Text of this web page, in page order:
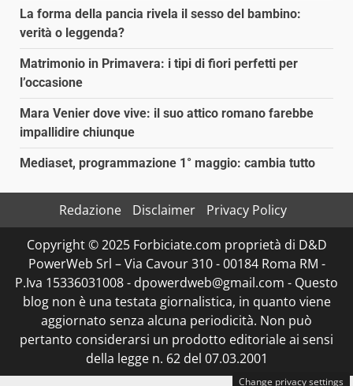
La forma della pancia rivela il sesso del bambino:
verità o leggenda?
Matrimonio in Primavera: i tipi di fiori perfetti per
l’occasione
Mara Venier dove vive: il suo attico romano farebbe
impallidire chiunque
Mediaset, programmazione 1° maggio: cambia tutto
Redazione Disclaimer
Privacy Policy
Copyright © 2025 Forbiciate.com proprietà di D&D
PowerWeb Srl – Via Cavour 310 - 00184 Roma RM -
P.Iva 15336031008 - dpowerdweb@gmail.com - Questo
blog non è una testata giornalistica, in quanto viene
aggiornato senza alcuna periodicità. Non può
pertanto considerarsi un prodotto editoriale ai sensi
della legge n. 62 del 07.03.2001
Change privacy settings